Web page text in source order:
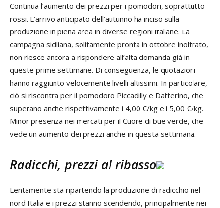
Continua l’aumento dei prezzi per i pomodori, soprattutto
rossi. L’arrivo anticipato dell’autunno ha inciso sulla
produzione in piena area in diverse regioni italiane. La
campagna siciliana, solitamente pronta in ottobre inoltrato,
non riesce ancora a rispondere all’alta domanda già in
queste prime settimane. Di conseguenza, le quotazioni
hanno raggiunto velocemente livelli altissimi. In particolare,
ciò si riscontra per il pomodoro Piccadilly e Datterino, che
superano anche rispettivamente i 4,00 €/kg e i 5,00 €/kg.
Minor presenza nei mercati per il Cuore di bue verde, che
vede un aumento dei prezzi anche in questa settimana.
Radicchi, prezzi al ribasso
Lentamente sta ripartendo la produzione di radicchio nel
nord Italia e i prezzi stanno scendendo, principalmente nei